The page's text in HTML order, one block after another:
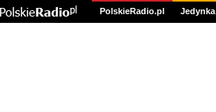
PolskieRadio.pl Jedynka